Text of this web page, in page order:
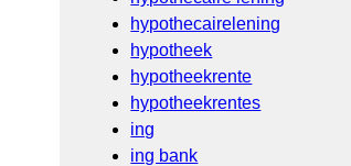
hypothecairelening
hypotheek
hypotheekrente
hypotheekrentes
ing
ing bank